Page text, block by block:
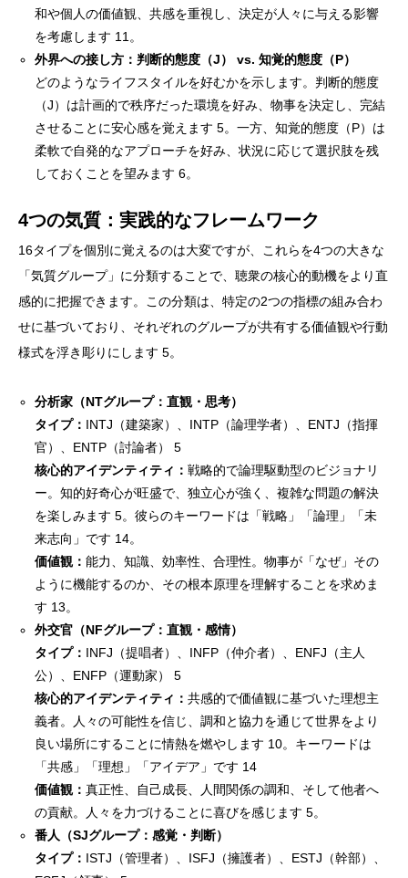
和や個人の価値観、共感を重視し、決定が人々に与える影響
を考慮します 11。
外界への接し方：判断的態度（J） vs. 知覚的態度（P）
どのようなライフスタイルを好むかを示します。判断的態度
（J）は計画的で秩序だった環境を好み、物事を決定し、完結
させることに安心感を覚えます 5。一方、知覚的態度（P）は
柔軟で自発的なアプローチを好み、状況に応じて選択肢を残
しておくことを望みます 6。
4つの気質：実践的なフレームワーク
16タイプを個別に覚えるのは大変ですが、これらを4つの大きな
「気質グループ」に分類することで、聴衆の核心的動機をより直
感的に把握できます。この分類は、特定の2つの指標の組み合わ
せに基づいており、それぞれのグループが共有する価値観や行動
様式を浮き彫りにします 5。
分析家（NTグループ：直観・思考）
タイプ： INTJ（建築家）、INTP（論理学者）、ENTJ（指揮
官）、ENTP（討論者） 5
核心的アイデンティティ：戦略的で論理駆動型のビジョナリ
ー。知的好奇心が旺盛で、独立心が強く、複雑な問題の解決
を楽しみます 5。彼らのキーワードは「戦略」「論理」「未
来志向」です 14。
価値観：能力、知識、効率性、合理性。物事が「なぜ」その
ように機能するのか、その根本原理を理解することを求めま
す 13。
外交官（NFグループ：直観・感情）
タイプ： INFJ（提唱者）、INFP（仲介者）、ENFJ（主人
公）、ENFP（運動家） 5
核心的アイデンティティ：共感的で価値観に基づいた理想主
義者。人々の可能性を信じ、調和と協力を通じて世界をより
良い場所にすることに情熱を燃やします 10。キーワードは
「共感」「理想」「アイデア」です 14
価値観：真正性、自己成長、人間関係の調和、そして他者へ
の貢献。人々を力づけることに喜びを感じます 5。
番人（SJグループ：感覚・判断）
タイプ： ISTJ（管理者）、ISFJ（擁護者）、ESTJ（幹部）、